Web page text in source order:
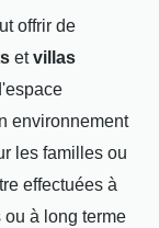
offrir de
etvillas
environnement
les familles ou
effectuées à
à long terme